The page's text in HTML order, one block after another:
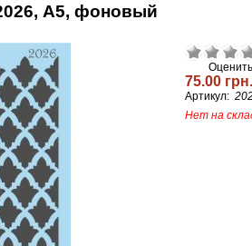
А5, фоновый
Оценить
75.00 грн.
Артикул:
Нет на